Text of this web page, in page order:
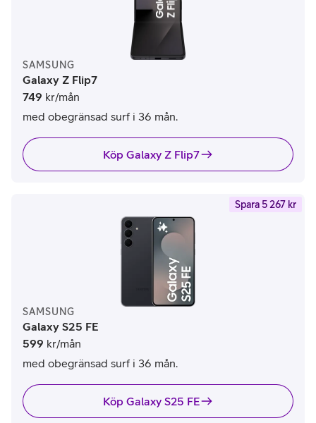
SAMSUNG
Galaxy Z Flip7
749 kr/mån
med obegränsad surf i 36 mån.
Köp Galaxy Z Flip7
Spara 5 267 kr
SAMSUNG
Galaxy S25 FE
599 kr/mån
med obegränsad surf i 36 mån.
Köp Galaxy S25 FE